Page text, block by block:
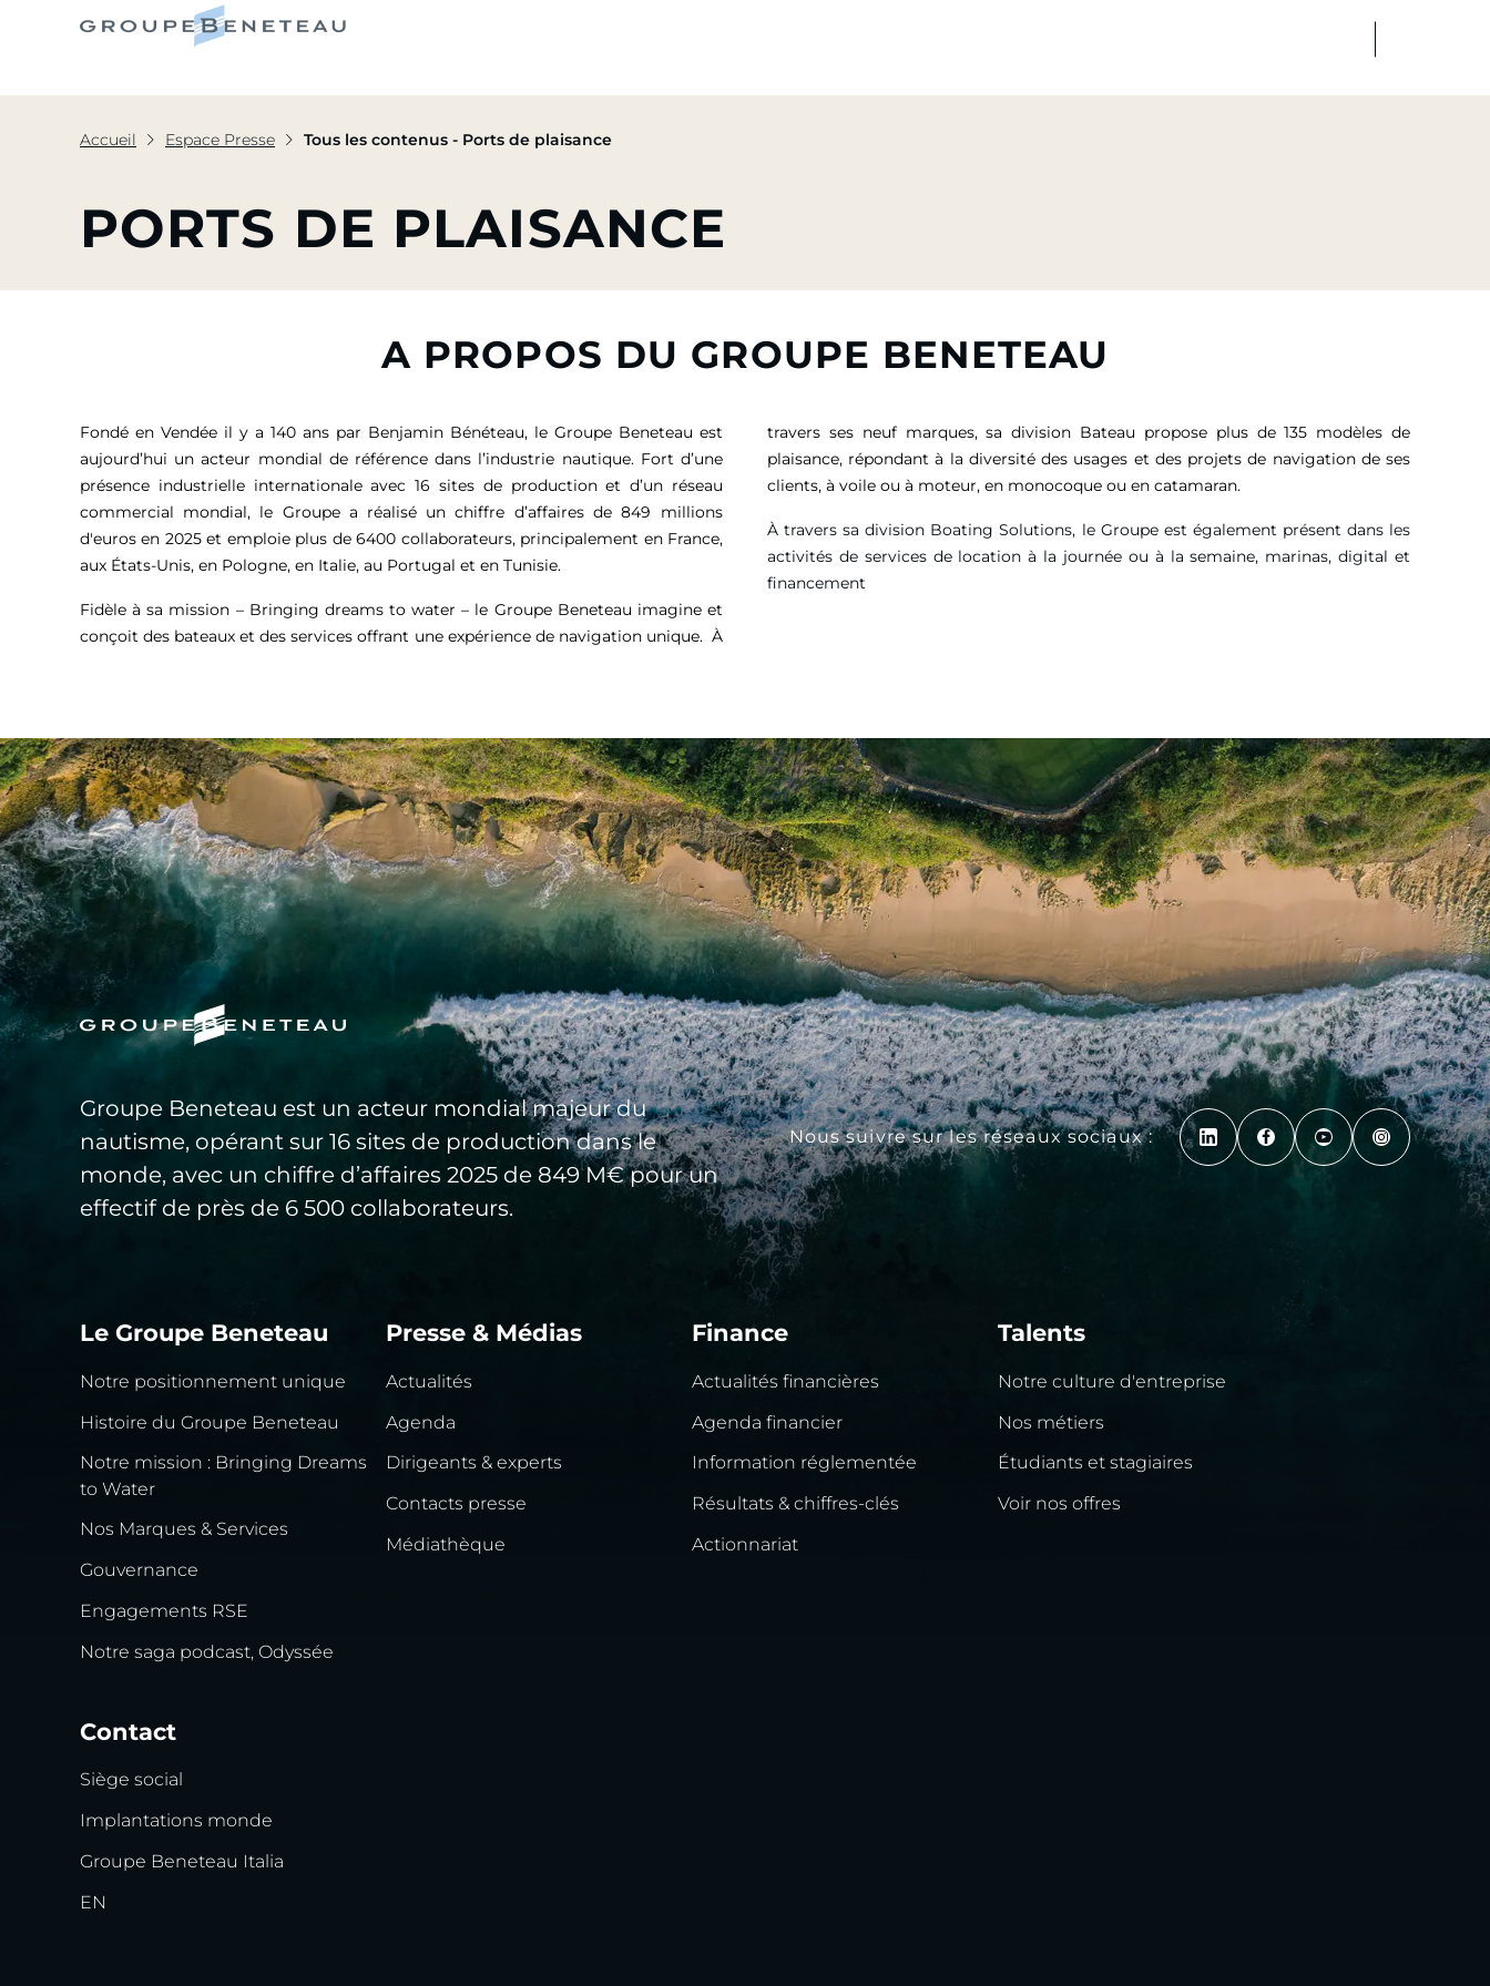
Accueil Espace Presse Tous les contenus - Ports de plaisance
PORTS DE PLAISANCE
A PROPOS DU GROUPE BENETEAU
Fondé en Vendée il y a 140 ans par Benjamin Bénéteau, le Groupe Beneteau est
aujourd’hui un acteur mondial de référence dans l’industrie nautique. Fort d’une
présence industrielle internationale avec 16 sites de production et d’un réseau
commercial mondial, le Groupe a réalisé un chiffre d’affaires de 849 millions
d'euros en 2025 et emploie plus de 6400 collaborateurs, principalement en France,
aux États-Unis, en Pologne, en Italie, au Portugal et en Tunisie.
Fidèle à sa mission – Bringing dreams to water – le Groupe Beneteau imagine et
conçoit des bateaux et des services offrant une expérience de navigation unique. À
travers ses neuf marques, sa division Bateau propose plus de 135 modèles de
plaisance, répondant à la diversité des usages et des projets de navigation de ses
clients, à voile ou à moteur, en monocoque ou en catamaran.
À travers sa division Boating Solutions, le Groupe est également présent dans les
activités de services de location à la journée ou à la semaine, marinas, digital et
financement
Groupe Beneteau est un acteur mondial majeur du
nautisme, opérant sur 16 sites de production dans le
monde, avec un chiffre d’affaires 2025 de 849 M€ pour un
effectif de près de 6 500 collaborateurs.
Nous suivre sur les réseaux sociaux :
Le Groupe Beneteau
Notre positionnement unique
Histoire du Groupe Beneteau
Notre mission : Bringing Dreams
to Water
Nos Marques & Services
Gouvernance
Engagements RSE
Notre saga podcast, Odyssée
Presse & Médias
Actualités
Agenda
Dirigeants & experts
Contacts presse
Médiathèque
Finance
Actualités financières
Agenda financier
Information réglementée
Résultats & chiffres-clés
Actionnariat
Talents
Notre culture d'entreprise
Nos métiers
Étudiants et stagiaires
Voir nos offres
Contact
Siège social
Implantations monde
Groupe Beneteau Italia
EN